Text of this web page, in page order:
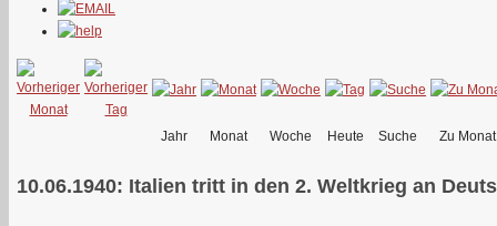
Jahr Monat Woche Heute Suche Zu Monat
10.06.1940: Italien tritt in den 2. Weltkrieg an